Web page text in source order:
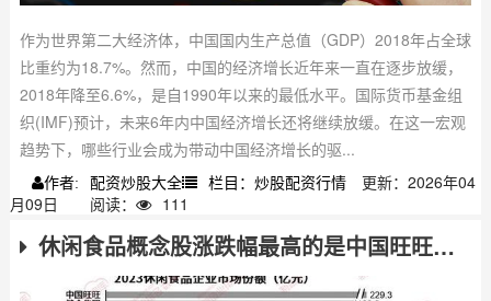
作为世界第二大经济体，中国国内生产总值（GDP）2018年占全球
比重约为18.7%。然而，中国的经济增长近年来一直在逐步放缓，
2018年降至6.6%，是自1990年以来的最低水平。国际货币基金组
织(IMF)预计，未来6年内中国经济增长还将继续放缓。在这一宏观
趋势下，哪些行业会成为带动中国经济增长的驱...
作者: 配资炒股大全 栏目：炒股配资行情
更新：2026年04
月09日
阅读： 111
休闲食品概念股涨跌幅最高的是中国旺旺，快来了解详情